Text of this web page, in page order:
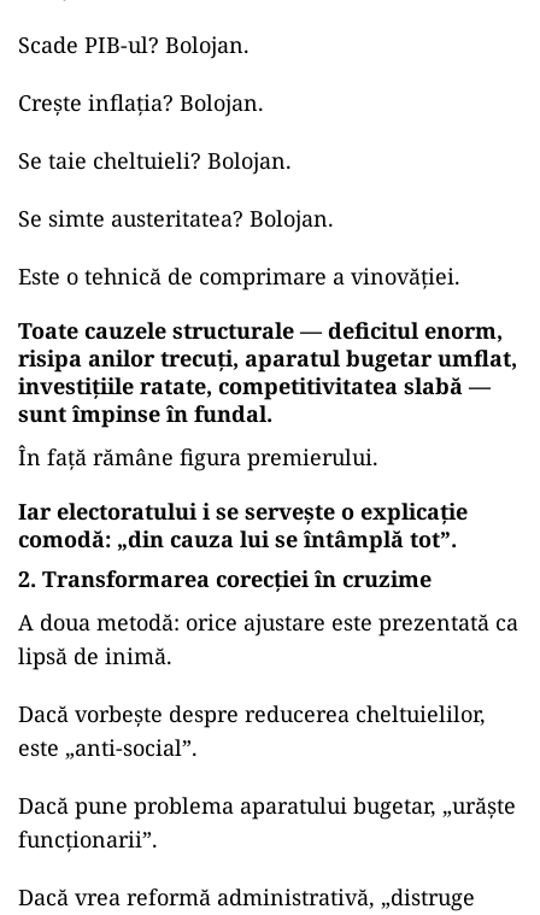
Scade PIB-ul? Bolojan.
Crește inflația? Bolojan.
Se taie cheltuieli? Bolojan.
Se simte austeritatea? Bolojan.
Este o tehnică de comprimare a vinovăției.
Toate cauzele structurale — deficitul enorm,
risipa anilor trecuți, aparatul bugetar umflat,
investițiile ratate, competitivitatea slabă —
sunt împinse în fundal.
În față rămâne figura premierului.
Iar electoratului i se servește o explicație
comodă: „din cauza lui se întâmplă tot”.
2. Transformarea corecției în cruzime
A doua metodă: orice ajustare este prezentată ca
lipsă de inimă.
Dacă vorbește despre reducerea cheltuielilor,
este „anti-social”.
Dacă pune problema aparatului bugetar, „urăște
funcționarii”.
Dacă vrea reformă administrativă, „distruge